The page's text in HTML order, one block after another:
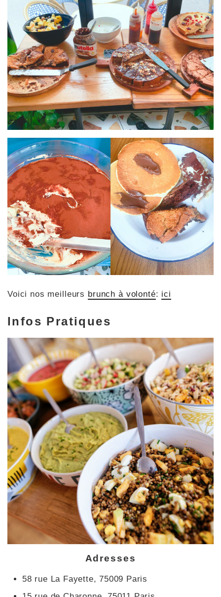
Voici nos meilleurs brunch à volonté: ici
Infos Pratiques
Adresses
58 rue La Fayette, 75009 Paris